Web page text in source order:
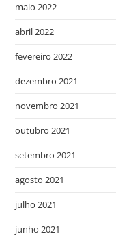
maio 2022
abril 2022
fevereiro 2022
dezembro 2021
novembro 2021
outubro 2021
setembro 2021
agosto 2021
julho 2021
junho 2021